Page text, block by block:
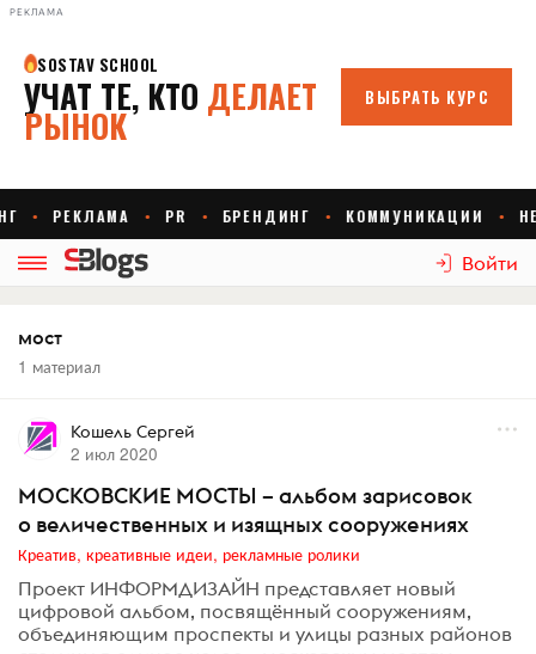
РЕКЛАМА
Войти
мост
1 материал
Кошель Сергей
2 июл 2020
МОСКОВСКИЕ МОСТЫ – альбом зарисовок
о величественных и изящных сооружениях
Креатив, креативные идеи, рекламные ролики
Проект ИНФОРМДИЗАЙН представляет новый
цифровой альбом, посвящённый сооружениям,
объединяющим проспекты и улицы разных районов